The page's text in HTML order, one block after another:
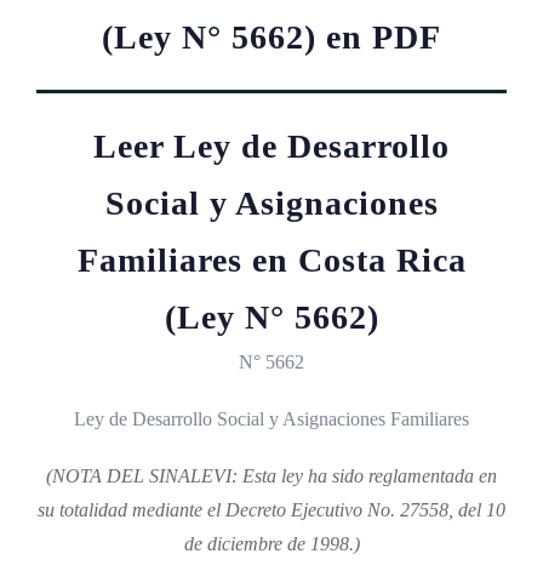
(Ley N° 5662) en PDF
Leer Ley de Desarrollo
Social y Asignaciones
Familiares en Costa Rica
(Ley N° 5662)
N° 5662
Ley de Desarrollo Social y Asignaciones Familiares
(NOTA DEL SINALEVI: Esta ley ha sido reglamentada en
su totalidad mediante el Decreto Ejecutivo No. 27558, del 10
de diciembre de 1998.)